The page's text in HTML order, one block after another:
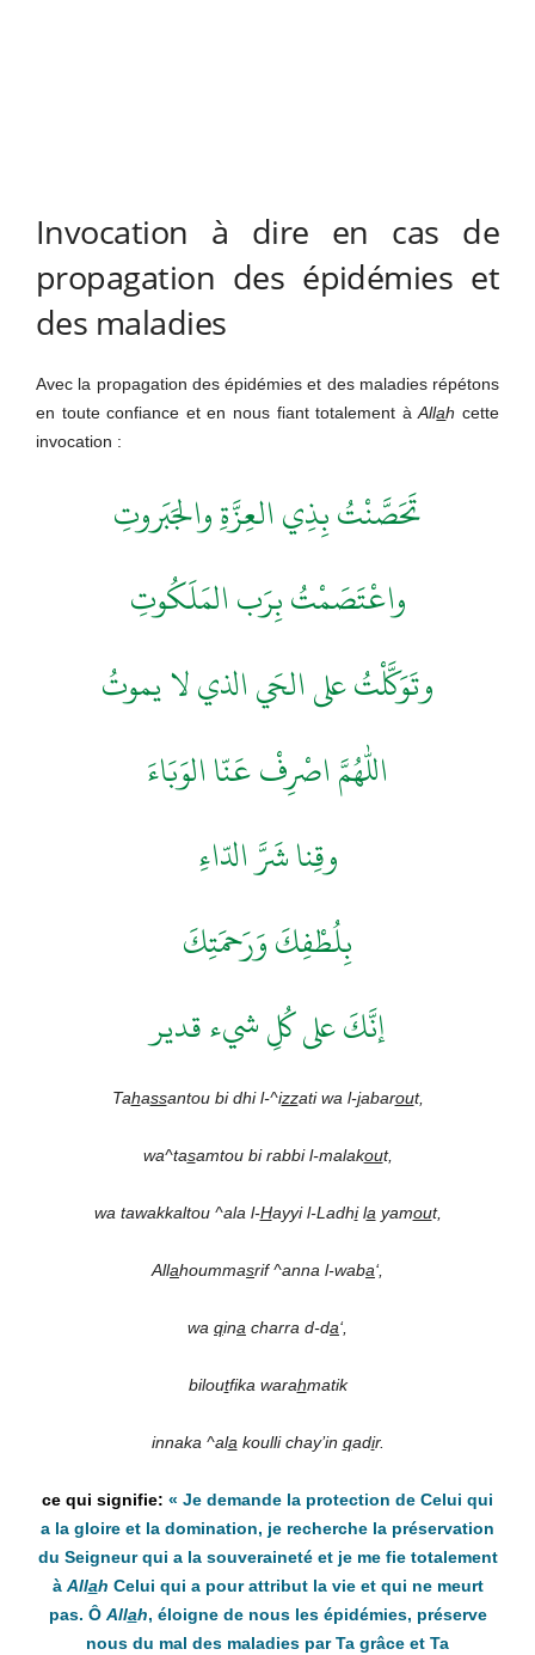
Invocation à dire en cas de
propagation des épidémies et
des maladies
Avec la propagation des épidémies et des maladies répétons
en toute confiance et en nous fiant totalement àAllah cette
invocation :
تَحَصَّنْتُ بِذِي العِزَّةِ والجَبَروتِ
واعْتَصَمْتُ بِرَب المَلَكُوتِ
وتَوَكَّلْتُ على الحَي الذي لا يموتُ
اللهم اصْرِفْ عَنّا الوَبَاءَ
وقِنا شَرَّ الدّاءِ
بِلُطْفِكَ وَرَحمَتِكَ
إنَّكَ على كُلِ شيء قدير
Tahassantou bi dhi l-^izzati wa l-jabarout,
wa^tasamtou bi rabbi l-malakout,
wa tawakkaltou ^ala l-Hayyi l-Ladhi la yamout,
Allahoummasrif ^anna l-waba‘,
wa qina charra d-da‘,
biloutfika warahmatik
innaka ^ala koulli chay’in qadir.
« Je demande la protection de Celui qui
a la gloire et la domination, je recherche la préservation
du Seigneur qui a la souveraineté et je me fie totalement
à Allah Celui qui a pour attribut la vie et qui ne meurt
pas. Ô Allah, éloigne de nous les épidémies, préserve
nous du mal des maladies par Ta grâce et Ta